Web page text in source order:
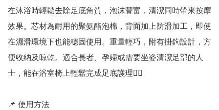
在沐浴時輕鬆去除足底角質，泡沫豐富，清潔同時帶來按摩
效果。芯材為耐用的聚氨酯泡棉，背面加上防滑加工，即使
在濕滑環境下也能穩固使用。重量輕巧，附有掛鉤設計，方
便收納及晾乾。適合長者、孕婦或需要坐姿清潔足部的人
士，能在浴室椅上輕鬆完成足底護理👍🏻
📌 使用方法